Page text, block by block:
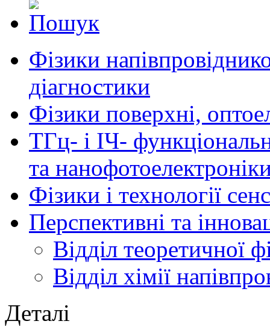
Фізики
діагностики
Фізики поверхні,
ТГц- і ІЧ-
та
Фізики і технології
Перспективні та
Відділ теоретичної
Відділ хімії
Деталі